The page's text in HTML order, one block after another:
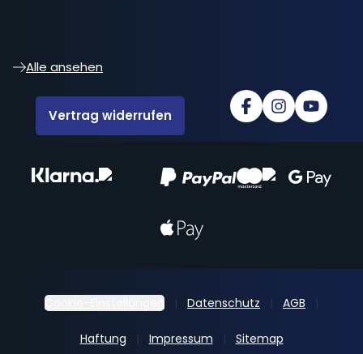
Alle ansehen
Vertrag widerrufen
Cookie-Einstellungen Datenschutz AGB
Haftung Impressum Sitemap